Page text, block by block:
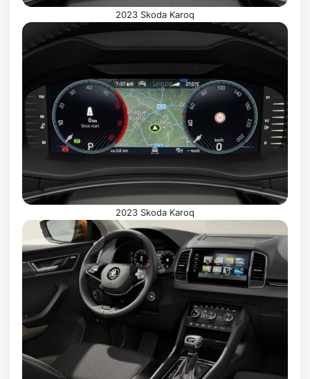
2023 Skoda Karoq
2023 Skoda Karoq